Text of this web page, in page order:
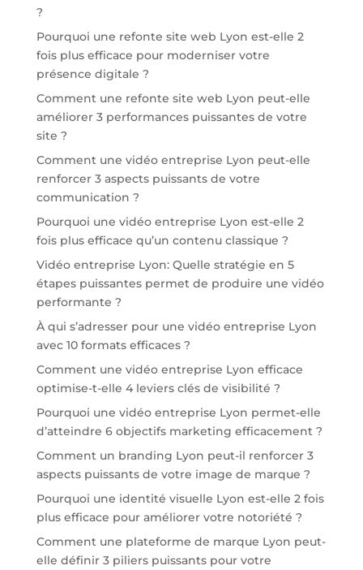
?
Pourquoi une refonte site web Lyon est-elle 2
fois plus efficace pour moderniser votre
présence digitale ?
Comment une refonte site web Lyon peut-elle
améliorer 3 performances puissantes de votre
site ?
Comment une vidéo entreprise Lyon peut-elle
renforcer 3 aspects puissants de votre
communication ?
Pourquoi une vidéo entreprise Lyon est-elle 2
fois plus efficace qu’un contenu classique ?
Vidéo entreprise Lyon: Quelle stratégie en 5
étapes puissantes permet de produire une vidéo
performante ?
À qui s’adresser pour une vidéo entreprise Lyon
avec 10 formats efficaces ?
Comment une vidéo entreprise Lyon efficace
optimise-t-elle 4 leviers clés de visibilité ?
Pourquoi une vidéo entreprise Lyon permet-elle
d’atteindre 6 objectifs marketing efficacement ?
Comment un branding Lyon peut-il renforcer 3
aspects puissants de votre image de marque ?
Pourquoi une identité visuelle Lyon est-elle 2 fois
plus efficace pour améliorer votre notoriété ?
Comment une plateforme de marque Lyon peut-
elle définir 3 piliers puissants pour votre